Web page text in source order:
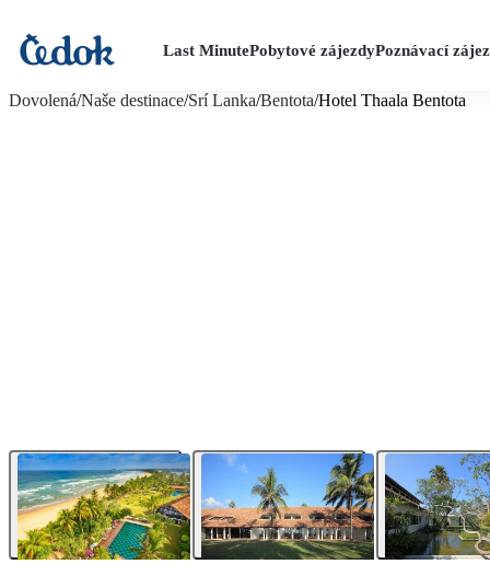
Last MinutePobytové zájezdyPoznávací
Dovolená/Naše destinace/Srí Lanka/Bentota/Hotel Thaala Bentota